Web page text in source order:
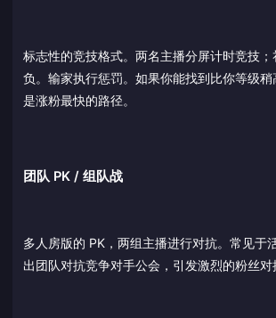
标志性的竞技格式。两名主播分屏计时竞技
负。输家执行惩罚。如果你能找到比你等级
是涨粉最快的路径。
团队 PK / 组队战
多人房版的 PK，两组主播进行对抗。常见于
出团队对抗竞争对手公会，引发激烈的粉丝对